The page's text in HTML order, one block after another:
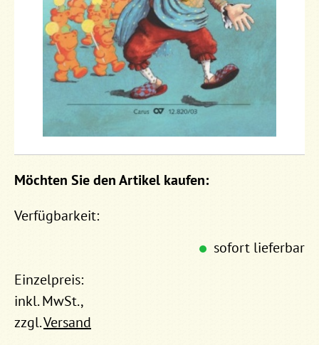
Möchten Sie den Artikel kaufen:
Verfügbarkeit:
sofort lieferbar
Einzelpreis:
inkl. MwSt.,
zzgl.Versand